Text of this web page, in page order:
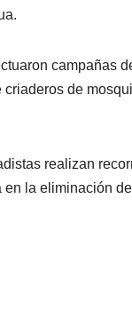
campañas
de
realizan
la eliminación